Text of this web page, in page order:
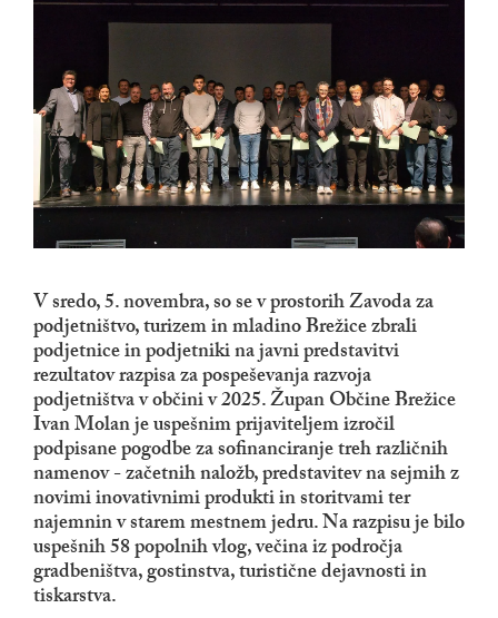
V sredo, 5. novembra, so se v prostorih Zavoda za
podjetništvo, turizem in mladino Brežice zbrali
podjetnice in podjetniki na javni predstavitvi
rezultatov razpisa za pospeševanja razvoja
podjetništva v občini v 2025. Župan Občine Brežice
Ivan Molan je uspešnim prijaviteljem izročil
podpisane pogodbe za sofinanciranje treh različnih
namenov - začetnih naložb, predstavitev na sejmih z
novimi inovativnimi produkti in storitvami ter
najemnin v starem mestnem jedru. Na razpisu je bilo
uspešnih 58 popolnih vlog, večina iz področja
gradbeništva, gostinstva, turistične dejavnosti in
tiskarstva.